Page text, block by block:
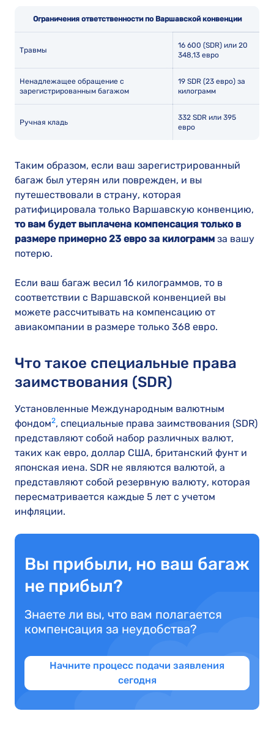
Ограничения ответственности по Варшавской конвенции
Травмы
16 600 (SDR) или 20
348,13 евро
Ненадлежащее обращение с
зарегистрированным багажом
19 SDR (23 евро) за
килограмм
Ручная кладь
332 SDR или 395
евро
Таким образом, если ваш зарегистрированный
багаж был утерян или поврежден, и вы
путешествовали в страну, которая
ратифицировала только Варшавскую конвенцию,
то вам будет выплачена компенсация только в
размере примерно 23 евро за килограмм за вашу
потерю.
Если ваш багаж весил 16 килограммов, то в
соответствии с Варшавской конвенцией вы
можете рассчитывать на компенсацию от
авиакомпании в размере только 368 евро.
Что такое специальные права
заимствования (SDR)
Установленные Международным валютным
фондом2, специальные права заимствования (SDR)
представляют собой набор различных валют,
таких как евро, доллар США, британский фунт и
японская иена. SDR не являются валютой, а
представляют собой резервную валюту, которая
пересматривается каждые 5 лет с учетом
инфляции.
Вы прибыли, но ваш багаж
не прибыл?
Знаете ли вы, что вам полагается
компенсация за неудобства?
Начните процесс подачи заявления
сегодня